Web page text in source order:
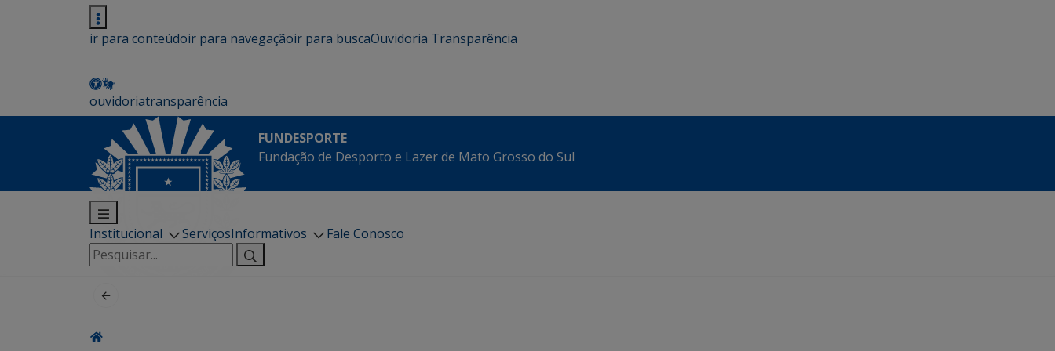
ir para conteúdoir para navegaçãoir para buscaOuvidoria Transparência
ouvidoriatransparência
FUNDESPORTE
Fundação de Desporto e Lazer de Mato Grosso do Sul
Institucional ServiçosInformativos
Fale Conosco
Pesquisar
por: